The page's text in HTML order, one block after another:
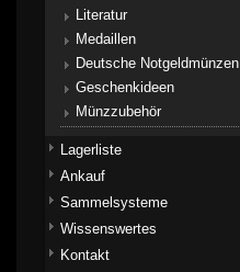
Literatur
Medaillen
Deutsche Notgeldmünzen
Geschenkideen
Münzzubehör
Lagerliste
Ankauf
Sammelsysteme
Wissenswertes
Kontakt